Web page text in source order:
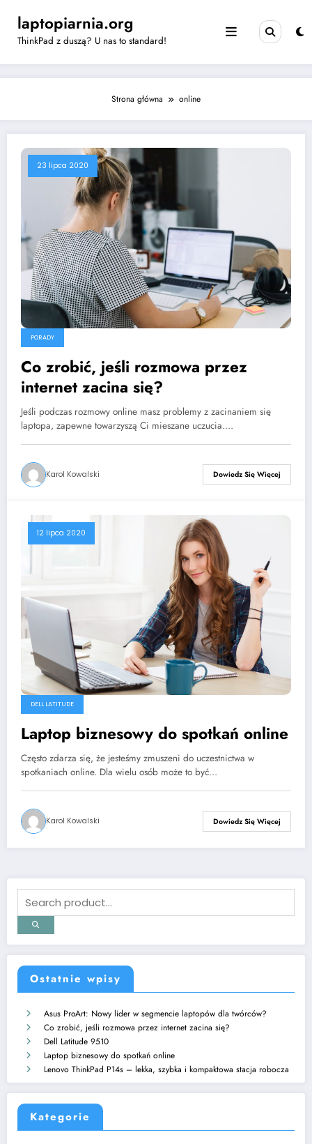
contentlaptopiarnia.org
ThinkPad z duszą? U nas to standard!
Strona główna online
23 lipca 2020
PORADY
Co zrobić, jeśli rozmowa przez
internet zacina się?
Jeśli podczas rozmowy online masz problemy z zacinaniem się
laptopa, zapewne towarzyszą Ci mieszane uczucia.…
Karol Kowalski Dowiedz Się Więcej
12 lipca 2020
DELL LATITUDE
Laptop biznesowy do spotkań online
Często zdarza się, że jesteśmy zmuszeni do uczestnictwa w
spotkaniach online. Dla wielu osób może to być…
Karol Kowalski Dowiedz Się Więcej
Ostatnie wpisy
Asus ProArt: Nowy lider w segmencie laptopów dla twórców?
Co zrobić, jeśli rozmowa przez internet zacina się?
Dell Latitude 9510
Laptop biznesowy do spotkań online
Lenovo ThinkPad P14s – lekka, szybka i kompaktowa stacja robocza
Kategorie